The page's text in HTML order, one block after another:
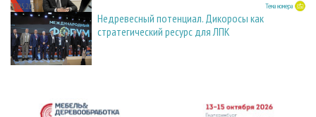
27.05.2026 Тема номера
Недревесный потенциал. Дикоросы как
стратегический ресурс для ЛПК